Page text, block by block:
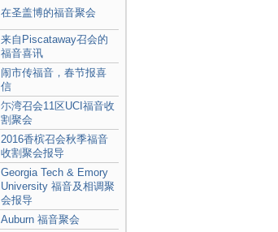
在圣盖博的福音聚会
来自Piscataway召会的
福音喜讯
闹市传福音，春节报喜
信
尓湾召会11区UCI福音收
割聚会
2016香槟召会秋季福音
收割聚会报导
Georgia Tech & Emory
University 福音及相调聚
会报导
Auburn 福音聚会